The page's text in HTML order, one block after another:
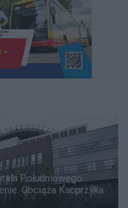
Południowego
Obciąża Kacprzyka